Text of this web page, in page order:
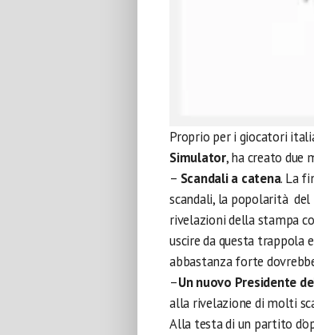
Proprio per i giocatori
Simulator, ha creato due
– Scandali a catena. La
scandali, la popolarità
rivelazioni della stampa
uscire da questa trappola
abbastanza forte
–Un nuovo Presidente
alla rivelazione di molti
Alla testa di un partito